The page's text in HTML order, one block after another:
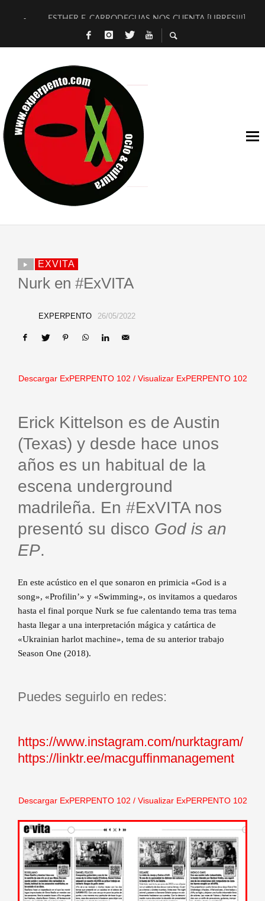
ESTHER F. CARRODEGUAS NOS CUENTA [LIBRES!!!]
[TERRA DE GUAPES] DE SANDRA MONFORT
TIMBRE 4, LA ESCUELA DEL DIRECTOR TEATRAL CLAUDIO
30 AÑOS (NO ES NADA) DE LA KATARSIS DEL TOMATAZO
MILITARES JUDÍAS EN #EXVITA
D’BALDOMEROS REINVENTAN [BITÁCORA 3.0] EN EXVITA
MARSHALL FLASH PRESENTA EN EXVITA [RELATIVA
JOFRE BARDAGÍ EN EXVITA INTERPRETANDO A SERRAT
EXVITA
Nurk en #ExVITA
EXPERPENTO 26/05/2022
Descargar ExPERPENTO 102 / Visualizar ExPERPENTO 102
Erick Kittelson es de Austin
(Texas) y desde hace unos
años es un habitual de la
escena underground
madrileña. En #ExVITA nos
presentó su disco God is an
EP.
En este acústico en el que sonaron en primicia «God is a
song», «Profilin’» y «Swimming», os invitamos a quedaros
hasta el final porque Nurk se fue calentando tema tras tema
hasta llegar a una interpretación mágica y catártica de
«Ukrainian harlot machine», tema de su anterior trabajo
Season One (2018).
Puedes seguirlo en redes:
https://www.instagram.com/nurktagram/
https://linktr.ee/macguffinmanagement
Descargar ExPERPENTO 102 / Visualizar ExPERPENTO 102